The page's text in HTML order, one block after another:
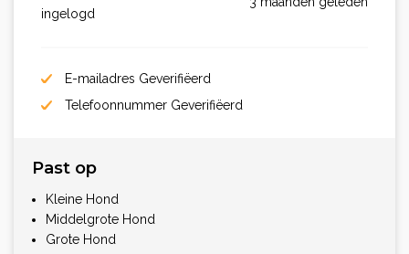
ingelogd
E-mailadres Geverifiëerd
Telefoonnummer Geverifiëerd
Past op
Kleine Hond
Middelgrote Hond
Grote Hond